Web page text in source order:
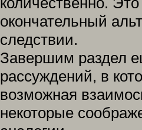
окончательный
следствии.
Завершим раздел
рассуждений, в
возможная
некоторые